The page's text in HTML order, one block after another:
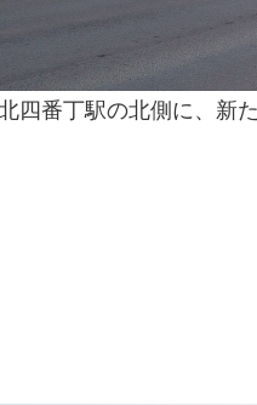
四番丁駅の北側に、新